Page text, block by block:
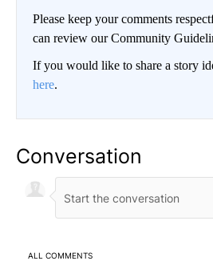
Please keep your comments
can review our Community
If you would like to share a story
here.
Conversation
ALL COMMENTS